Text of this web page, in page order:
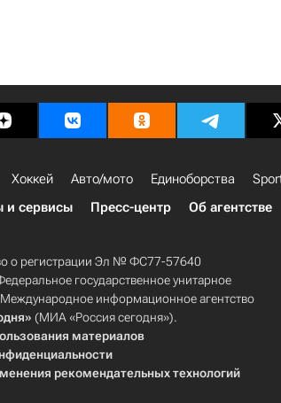
Хоккей Авто/мото Единоборства
и сервисы Пресс-центр Об агентстве
о регистрации Эл № ФС77-57640
государственное унитарное
информационное агентство
(МИА «Россия сегодня»).
материалов
рекомендательных технологий